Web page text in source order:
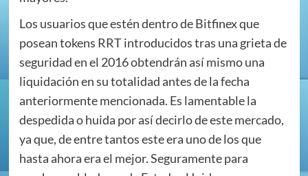
Los usuarios que estén dentro de Bitfinex que
posean tokens RRT introducidos tras una grieta de
seguridad en el 2016 obtendrán así mismo una
liquidación en su totalidad antes de la fecha
anteriormente mencionada. Es lamentable la
despedida o huida por así decirlo de este mercado,
ya que, de entre tantos este era uno de los que
hasta ahora era el mejor. Seguramente para